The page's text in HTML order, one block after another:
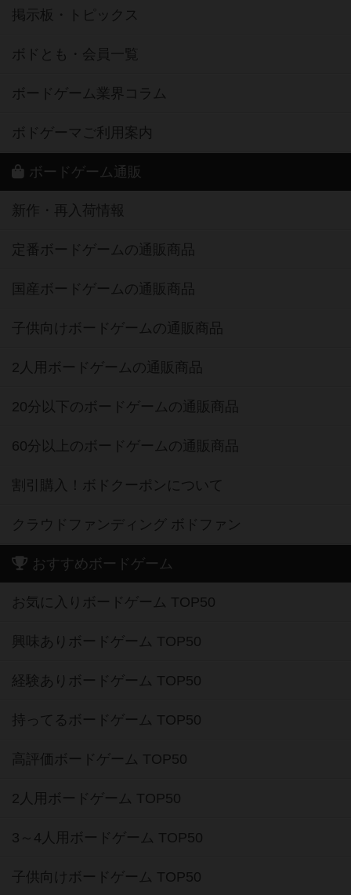
掲示板・トピックス
ボドとも・会員一覧
ボードゲーム業界コラム
ボドゲーマご利用案内
ボードゲーム通販
新作・再入荷情報
定番ボードゲームの通販商品
国産ボードゲームの通販商品
子供向けボードゲームの通販商品
2人用ボードゲームの通販商品
20分以下のボードゲームの通販商品
60分以上のボードゲームの通販商品
割引購入！ボドクーポンについて
クラウドファンディング ボドファン
おすすめボードゲーム
お気に入りボードゲーム TOP50
興味ありボードゲーム TOP50
経験ありボードゲーム TOP50
持ってるボードゲーム TOP50
高評価ボードゲーム TOP50
2人用ボードゲーム TOP50
3～4人用ボードゲーム TOP50
子供向けボードゲーム TOP50